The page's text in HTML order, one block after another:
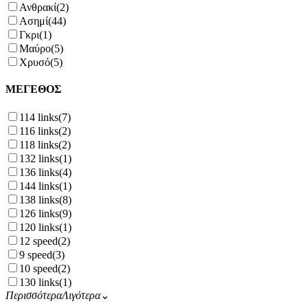
Ανθρακί(2)
Ασημί(44)
Γκρι(1)
Μαύρο(5)
Χρυσό(5)
ΜΕΓΕΘΟΣ
114 links(7)
116 links(2)
118 links(2)
132 links(1)
136 links(4)
144 links(1)
138 links(8)
126 links(9)
120 links(1)
12 speed(2)
9 speed(3)
10 speed(2)
130 links(1)
ΠερισσότεραΛιγότερα⌄